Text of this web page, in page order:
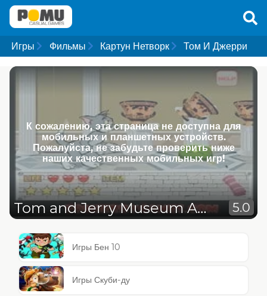
Игры Фильмы Картун Нетворк Том И Джерри
К сожалению, эта страница не доступна для
мобильных и планшетных устройств.
Пожалуйста, не забудьте проверить ниже
наших качественных мобильных игр!
Tom and Jerry Museum Adventure 5.0
Игры Бен 10
Игры Скуби-ду